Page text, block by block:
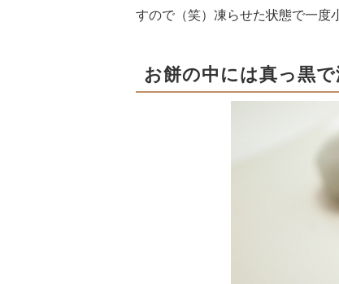
すので（笑）凍らせた状態で一度
お餅の中には真っ黒